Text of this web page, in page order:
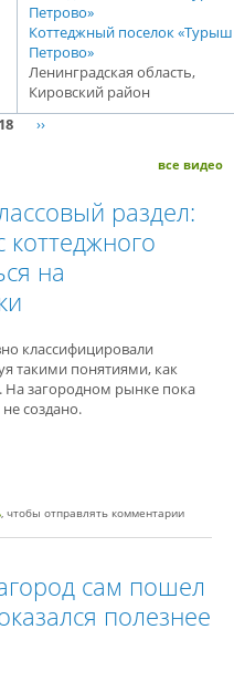
Коттеджный поселок
Петрово»
Ленинградская область,
Кировский район
››
все видео
раздел:
коттеджного
на
классифицировали
такими понятиями, как
На загородном рынке пока
создано.
на маркетинговые уловки
, чтобы отправлять комментарии
сам пошел
полезнее